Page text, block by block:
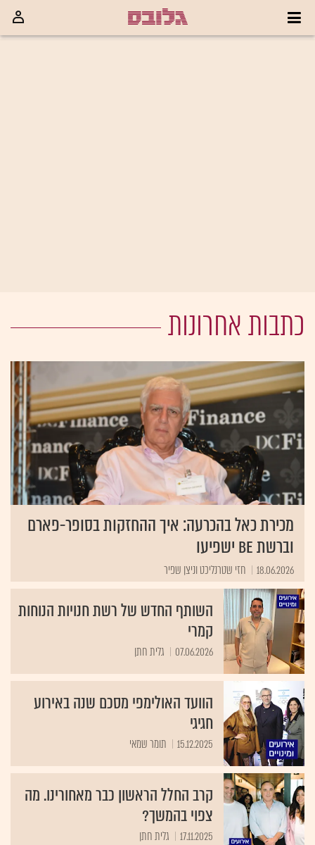
כתבות אחרונות
מכירת כאל בהכרעה: איך ההחזקות בסופר-פארם
וברשת Be ישפיעו
18.06.2026 חזי שטרנליכט וניצן שפיר
השותף החדש של רשת חנויות הנוחות
קמרי
07.06.2026 גלית חתן
הוועד האולימפי מסכם שנה באירוע
חגיגי
15.12.2025 תומר שמאי
קרב החלל הראשון כבר מאחורינו. מה
צפוי בהמשך?
17.11.2025 גלית חתן